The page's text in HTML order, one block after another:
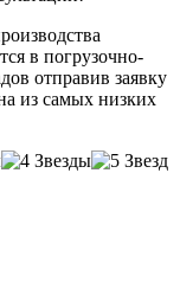
в погрузочно-
отправив заявку
из самых низких